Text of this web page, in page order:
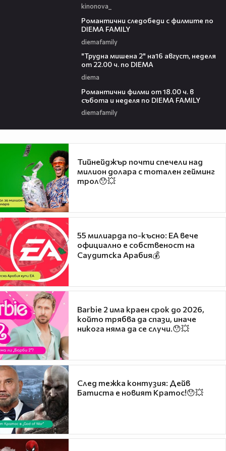
kinonova_
Романтични следобеди с филмите по
DIEMA FAMILY
diemafamily
"Трудна мишена 2" на16 август, неделя
от 22.00 ч. по DIEMA
diema
Романтични филми от 18.00 ч. в
събота и неделя по DIEMA FAMILY
diemafamily
Тийнейджър почти спечели над
милион долара с тотален гейминг
трол😯💥
55 милиарда по-късно: EA вече
официално е собственост на
Саудитска Арабия💰
Barbie 2 има краен срок до 2026,
който трябва да спази, иначе
никога няма да се случи.😯💥
След тежка контузия: Дейв
Батиста е новият Кратос!😯💥